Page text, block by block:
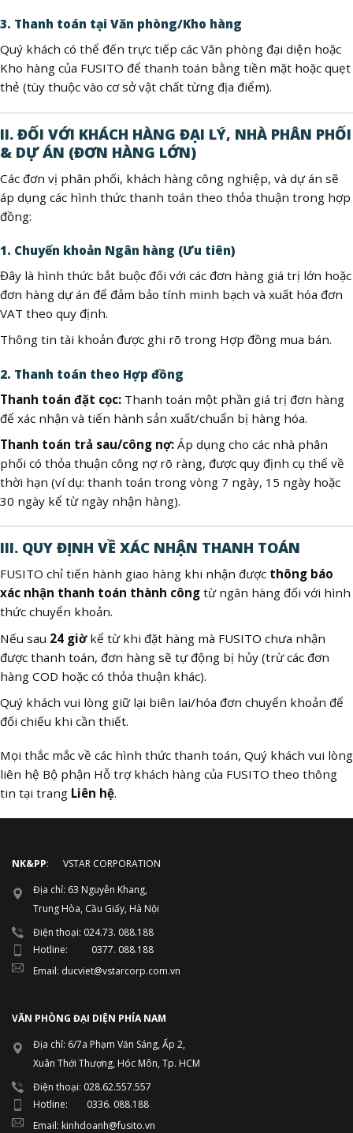
3. Thanh toán tại Văn phòng/Kho hàng
Quý khách có thể đến trực tiếp các Văn phòng đại diện hoặc
Kho hàng của FUSITO để thanh toán bằng tiền mặt hoặc quẹt
thẻ (tùy thuộc vào cơ sở vật chất từng địa điểm).
II. ĐỐI VỚI KHÁCH HÀNG ĐẠI LÝ, NHÀ PHÂN PHỐI
& DỰ ÁN (ĐƠN HÀNG LỚN)
Các đơn vị phân phối, khách hàng công nghiệp, và dự án sẽ
áp dụng các hình thức thanh toán theo thỏa thuận trong hợp
đồng:
1. Chuyển khoản Ngân hàng (Ưu tiên)
Đây là hình thức bắt buộc đối với các đơn hàng giá trị lớn hoặc
đơn hàng dự án để đảm bảo tính minh bạch và xuất hóa đơn
VAT theo quy định.
Thông tin tài khoản được ghi rõ trong Hợp đồng mua bán.
2. Thanh toán theo Hợp đồng
Thanh toán đặt cọc: Thanh toán một phần giá trị đơn hàng
để xác nhận và tiến hành sản xuất/chuẩn bị hàng hóa.
Thanh toán trả sau/công nợ: Áp dụng cho các nhà phân
phối có thỏa thuận công nợ rõ ràng, được quy định cụ thể về
thời hạn (ví dụ: thanh toán trong vòng 7 ngày, 15 ngày hoặc
30 ngày kể từ ngày nhận hàng).
III. QUY ĐỊNH VỀ XÁC NHẬN THANH TOÁN
FUSITO chỉ tiến hành giao hàng khi nhận được thông báo
xác nhận thanh toán thành công từ ngân hàng đối với hình
thức chuyển khoản.
Nếu sau 24 giờkể từ khi đặt hàng mà FUSITO chưa nhận
được thanh toán, đơn hàng sẽ tự động bị hủy (trừ các đơn
hàng COD hoặc có thỏa thuận khác).
Quý khách vui lòng giữ lại biên lai/hóa đơn chuyển khoản để
đối chiếu khi cần thiết.
Mọi thắc mắc về các hình thức thanh toán, Quý khách vui lòng
liên hệ Bộ phận Hỗ trợ khách hàng của FUSITO theo thông
tin tại trang Liên hệ.
NK&PP: VSTAR CORPORATION
Địa chỉ: 63 Nguyễn Khang,
Trung Hòa, Cầu Giấy, Hà Nội
Điện thoại: 024.73. 088.188
Hotline: 0377. 088.188
Email: ducviet@vstarcorp.com.vn
VĂN PHÒNG ĐẠI DIỆN PHÍA NAM
Địa chỉ: 6/7a Phạm Văn Sáng, Ấp 2,
Xuân Thới Thượng, Hóc Môn, Tp. HCM
Điện thoại: 028.62.557.557
Hotline: 0336. 088.188
Email: kinhdoanh@fusito.vn